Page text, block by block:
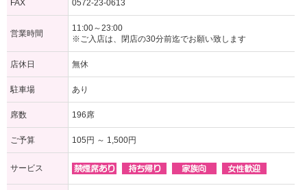
FAX 0572-23-0613
営業時間
11:00～23:00
※ご入店は、閉店の30分前迄でお願い致します
店休日 無休
駐車場 あり
席数 196席
ご予算 105円 ～ 1,500円
サービス